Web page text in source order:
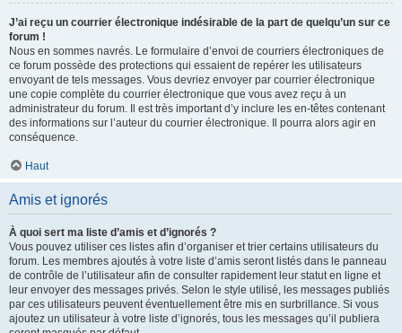
J’ai reçu un courrier électronique indésirable de la part de quelqu’un sur ce
forum !
Nous en sommes navrés. Le formulaire d’envoi de courriers électroniques de
ce forum possède des protections qui essaient de repérer les utilisateurs
envoyant de tels messages. Vous devriez envoyer par courrier électronique
une copie complète du courrier électronique que vous avez reçu à un
administrateur du forum. Il est très important d’y inclure les en-têtes contenant
des informations sur l’auteur du courrier électronique. Il pourra alors agir en
conséquence.
Haut
Amis et ignorés
À quoi sert ma liste d’amis et d’ignorés ?
Vous pouvez utiliser ces listes afin d’organiser et trier certains utilisateurs du
forum. Les membres ajoutés à votre liste d’amis seront listés dans le panneau
de contrôle de l’utilisateur afin de consulter rapidement leur statut en ligne et
leur envoyer des messages privés. Selon le style utilisé, les messages publiés
par ces utilisateurs peuvent éventuellement être mis en surbrillance. Si vous
ajoutez un utilisateur à votre liste d’ignorés, tous les messages qu’il publiera